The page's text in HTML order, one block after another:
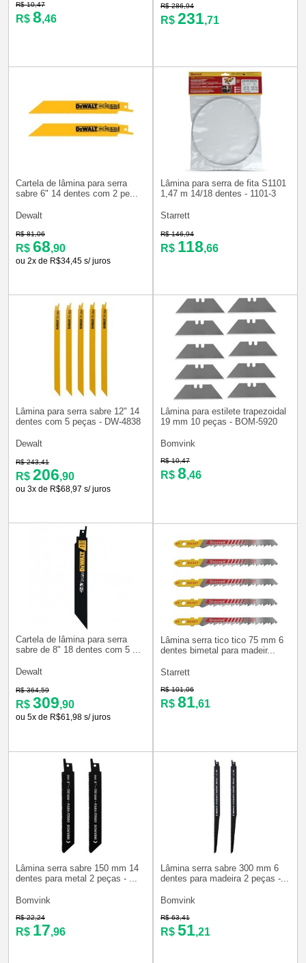
R$ 10,47
R$ 8,46
R$ 286,94
R$ 231,71
Cartela de lâmina para serra
sabre 6" 14 dentes com 2 pe...
Dewalt
R$ 81,06
R$ 68,90
ou 2x de R$34,45 s/ juros
Lâmina para serra de fita S1101
1,47 m 14/18 dentes - 1101-3
Starrett
R$ 146,94
R$ 118,66
Lâmina para serra sabre 12" 14
dentes com 5 peças - DW-4838
Dewalt
R$ 243,41
R$ 206,90
ou 3x de R$68,97 s/ juros
Lâmina para estilete trapezoidal
19 mm 10 peças - BOM-5920
Bomvink
R$ 10,47
R$ 8,46
Cartela de lâmina para serra
sabre de 8" 18 dentes com 5 ...
Dewalt
R$ 364,59
R$ 309,90
ou 5x de R$61,98 s/ juros
Lâmina serra tico tico 75 mm 6
dentes bimetal para madeir...
Starrett
R$ 101,06
R$ 81,61
Lâmina serra sabre 150 mm 14
dentes para metal 2 peças - ...
Bomvink
R$ 22,24
R$ 17,96
Lâmina serra sabre 300 mm 6
dentes para madeira 2 peças -...
Bomvink
R$ 63,41
R$ 51,21